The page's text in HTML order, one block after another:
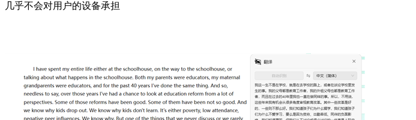
几乎不会对用户的设备承担